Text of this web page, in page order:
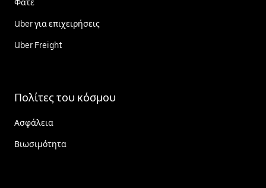
Φάτε
Uber για επιχειρήσεις
Uber Freight
Πολίτες του κόσμου
Ασφάλεια
Βιωσιμότητα